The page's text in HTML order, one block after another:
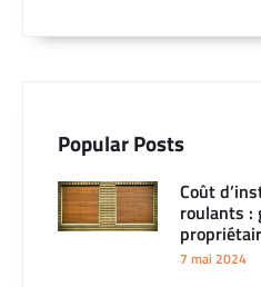
Popular Posts
Coût
roulants :
7 mai 2024